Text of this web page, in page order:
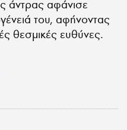
άντρας αφάνισε
του, αφήνοντας
θεσμικές ευθύνες.